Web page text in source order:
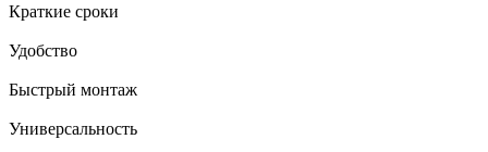
Краткие сроки
Удобство
Быстрый монтаж
Универсальность